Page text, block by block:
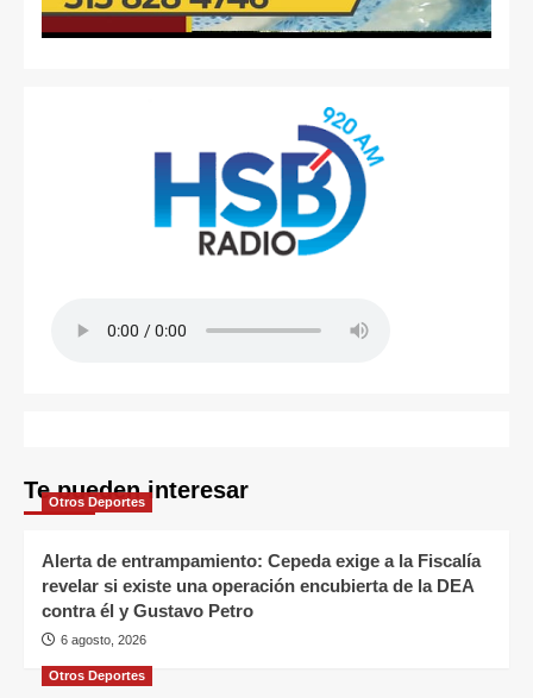
Te pueden interesar
Otros Deportes
Alerta de entrampamiento: Cepeda exige a la Fiscalía
revelar si existe una operación encubierta de la DEA
contra él y Gustavo Petro
6 agosto, 2026
Otros Deportes